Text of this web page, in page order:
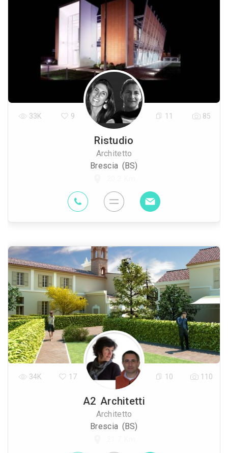
Ristudio
Architetto
Brescia (BS)
33K 9 11 85
A2 Architetti
Architetto
Brescia (BS)
34K 17 10 110